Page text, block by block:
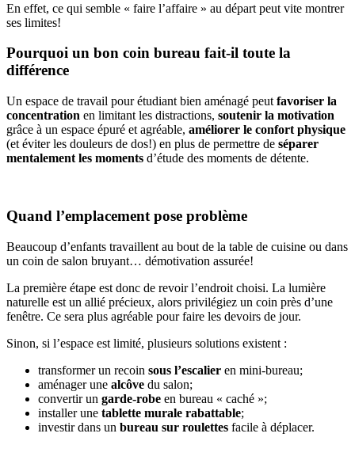
En effet, ce qui semble « faire l’affaire » au départ peut vite montrer
ses limites!
Pourquoi un bon coin bureau fait-il toute la
différence
Un espace de travail pour étudiant bien aménagé peut favoriser la
concentration en limitant les distractions, soutenir la motivation
grâce à un espace épuré et agréable, améliorer le confort physique
(et éviter les douleurs de dos!) en plus de permettre de séparer
mentalement les moments d’étude des moments de détente.
Quand l’emplacement pose problème
Beaucoup d’enfants travaillent au bout de la table de cuisine ou dans
un coin de salon bruyant… démotivation assurée!
La première étape est donc de revoir l’endroit choisi. La lumière
naturelle est un allié précieux, alors privilégiez un coin près d’une
fenêtre. Ce sera plus agréable pour faire les devoirs de jour.
Sinon, si l’espace est limité, plusieurs solutions existent :
transformer un recoin sous l’escalier en mini-bureau;
aménager une alcôve du salon;
convertir un garde-robe en bureau « caché »;
installer une tablette murale rabattable;
investir dans un bureau sur roulettes facile à déplacer.